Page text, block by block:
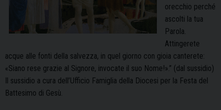
orecchio perché
ascolti la tua
Parola.
Attingerete
acque alle fonti della salvezza, in quel giorno con gioia canterete:
«Siano rese grazie al Signore, invocate il suo Nome!».” (dal sussidio)
Il sussidio a cura dell’Ufficio Famiglia della Diocesi per la Festa del
Battesimo di Gesù.